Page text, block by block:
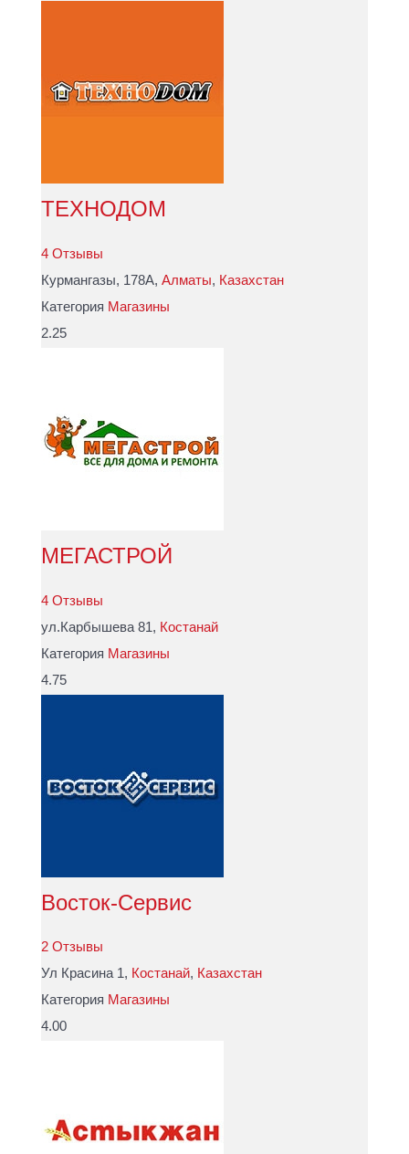
ТЕХНОДОМ
4 Отзывы
Курмангазы, 178А, Алматы, Казахстан
Категория Магазины
2.25
МЕГАСТРОЙ
4 Отзывы
ул.Карбышева 81, Костанай
Категория Магазины
4.75
Восток-Сервис
2 Отзывы
Ул Красина 1, Костанай, Казахстан
Категория Магазины
4.00